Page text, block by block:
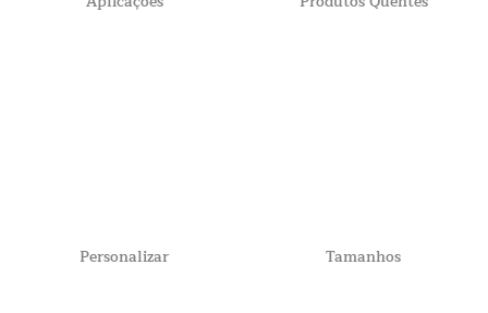
Personalizar Tamanhos